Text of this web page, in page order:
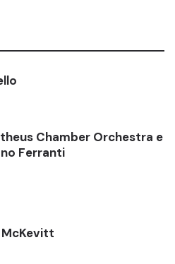
Chamber Orchestra e
Ferranti
McKevitt